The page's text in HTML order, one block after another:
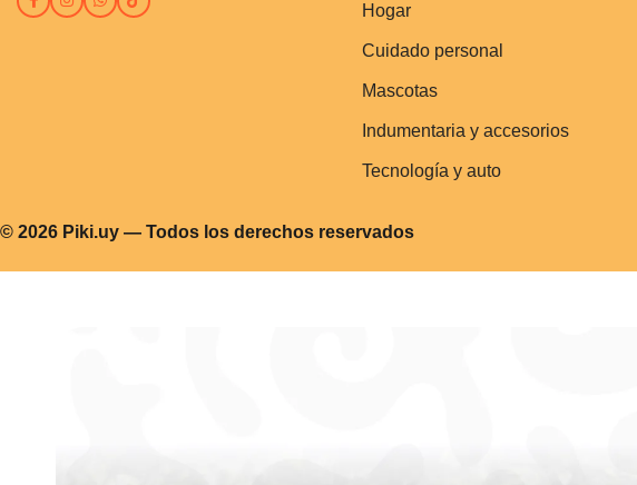
Hogar
Cuidado personal
Mascotas
Indumentaria y accesorios
Tecnología y auto
© 2026 Piki.uy — Todos los derechos reservados